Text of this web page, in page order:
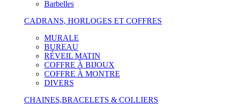
Barbelles
CADRANS, HORLOGES ET COFFRES
MURALE
BUREAU
RÉVEIL MATIN
COFFRE À BIJOUX
COFFRE À MONTRE
DIVERS
CHAINES,BRACELETS & COLLIERS